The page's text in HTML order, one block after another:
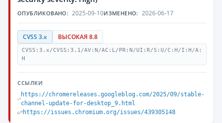
ОПУБЛИКОВАНО: 2025-09-10ИЗМЕНЕНО: 2026-06-17
CVSS 3.x ВЫСОКАЯ 8.8
CVSS:3.x/CVSS:3.1/AV:N/AC:L/PR:N/UI:R/S:U/C:H/I:H/A:
H
ССЫЛКИ
https://chromereleases.googleblog.com/2025/09/stable-
channel-update-for-desktop_9.html
https://issues.chromium.org/issues/439305148